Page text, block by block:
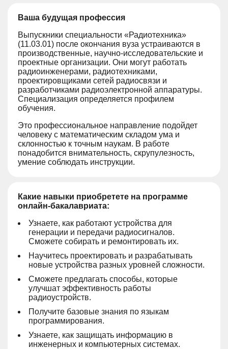
Ваша будущая профессия
Выпускники специальности «Радиотехника»
(11.03.01) после окончания вуза устраиваются в
производственные, научно-исследовательские и
проектные организации. Они могут работать
радиоинженерами, радиотехниками,
проектировщиками сетей радиосвязи и
разработчиками радиоэлектронной аппаратуры.
Специализация определяется профилем
обучения.
Это профессиональное направление подойдет
человеку с математическим складом ума и
склонностью к точным наукам. В работе
понадобится внимательность, скрупулезность,
умение соблюдать инструкции.
Какие навыки приобретете на программе
онлайн-бакалавриата:
Узнаете, как работают устройства для
генерации и передачи радиосигналов.
Сможете собирать и ремонтировать их.
Научитесь проектировать и разрабатывать
новые устройства разных уровней сложности.
Сможете предлагать способы, которые
улучшат эффективность работы
радиоустройств.
Получите базовые знания по языкам
программирования.
Узнаете, как защищать информацию в
инженерных и компьютерных системах.